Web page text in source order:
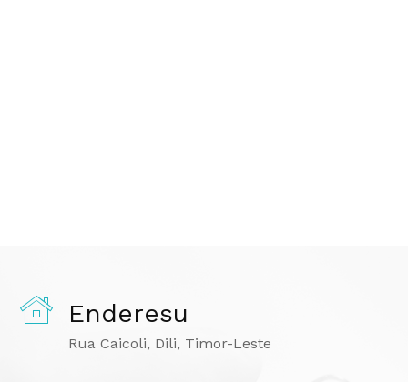
Enderesu
Rua Caicoli, Dili, Timor-Leste